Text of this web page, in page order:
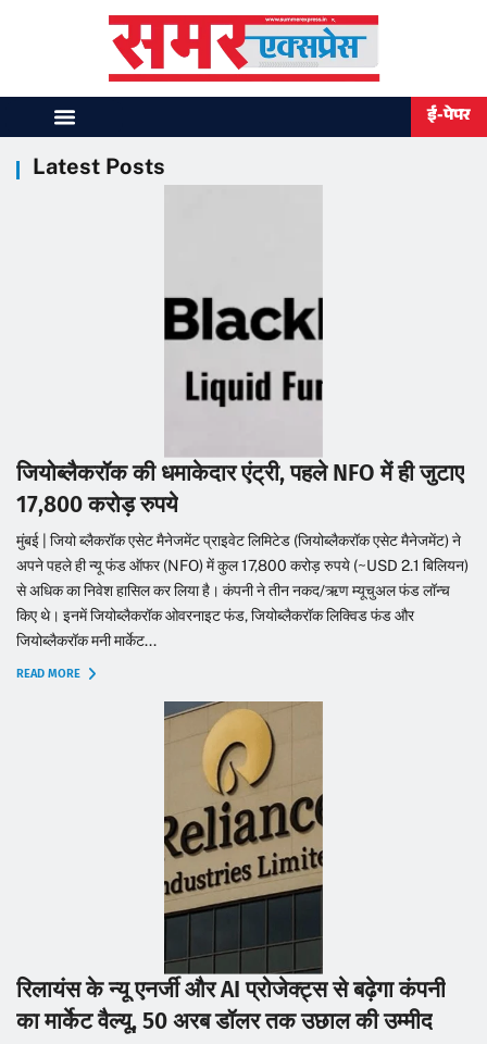
ई-पेपर
Latest Posts
जियोब्लैकरॉक की धमाकेदार एंट्री, पहले NFO में ही जुटाए
17,800 करोड़ रुपये
मुंबई | जियो ब्लैकरॉक एसेट मैनेजमेंट प्राइवेट लिमिटेड (जियोब्लैकरॉक एसेट मैनेजमेंट) ने
अपने पहले ही न्यू फंड ऑफर (NFO) में कुल 17,800 करोड़ रुपये (~USD 2.1 बिलियन)
से अधिक का निवेश हासिल कर लिया है। कंपनी ने तीन नकद/ऋण म्यूचुअल फंड लॉन्च
किए थे। इनमें जियोब्लैकरॉक ओवरनाइट फंड, जियोब्लैकरॉक लिक्विड फंड और
जियोब्लैकरॉक मनी मार्केट...
READ MORE
रिलायंस के न्यू एनर्जी और AI प्रोजेक्ट्स से बढ़ेगा कंपनी
का मार्केट वैल्यू, 50 अरब डॉलर तक उछाल की उम्मीद